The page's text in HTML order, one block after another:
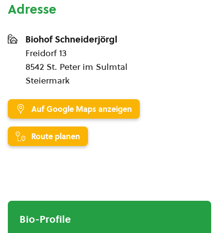
Adresse
Biohof Schneiderjörgl
Freidorf 13
8542 St. Peter im Sulmtal
Steiermark
Auf Google Maps anzeigen
Route planen
Bio-Profile